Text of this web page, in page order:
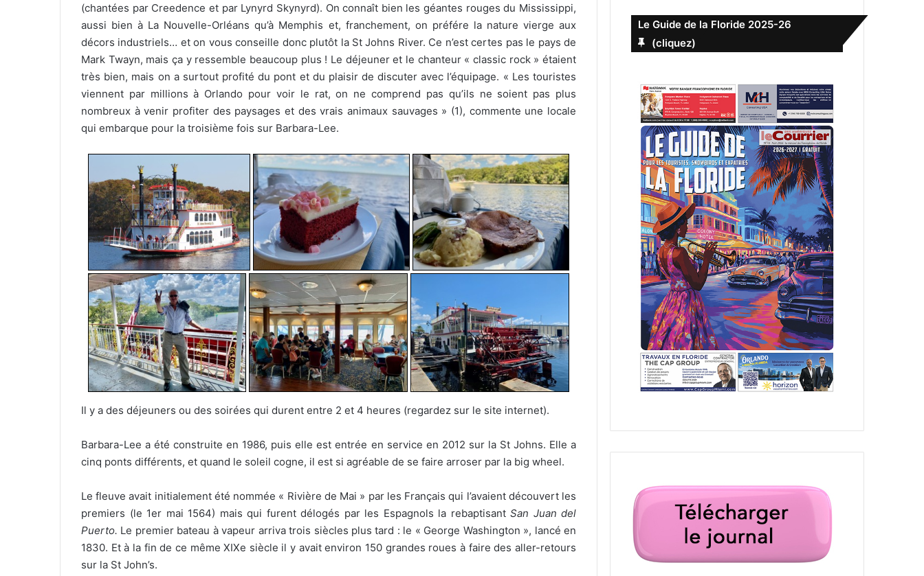
(chantées par Creedence et par Lynyrd Skynyrd). On connaît bien les géantes rouges du Mississippi,
aussi bien à La Nouvelle-Orléans qu’à Memphis et, franchement, on préfére la nature vierge aux
décors industriels… et on vous conseille donc plutôt la St Johns River. Ce n’est certes pas le pays de
Mark Twayn, mais ça y ressemble beaucoup plus ! Le déjeuner et le chanteur « classic rock » étaient
très bien, mais on a surtout profité du pont et du plaisir de discuter avec l’équipage. « Les touristes
viennent par millions à Orlando pour voir le rat, on ne comprend pas qu’ils ne soient pas plus
nombreux à venir profiter des paysages et des vrais animaux sauvages » (1), commente une locale
qui embarque pour la troisième fois sur Barbara-Lee.
Il y a des déjeuners ou des soirées qui durent entre 2 et 4 heures (regardez sur le site internet).
Barbara-Lee a été construite en 1986, puis elle est entrée en service en 2012 sur la St Johns. Elle a
cinq ponts différents, et quand le soleil cogne, il est si agréable de se faire arroser par la big wheel.
Le fleuve avait initialement été nommée « Rivière de Mai » par les Français qui l’avaient découvert les
premiers (le 1er mai 1564) mais qui furent délogés par les Espagnols la rebaptisant San Juan del
Puerto. Le premier bateau à vapeur arriva trois siècles plus tard : le « George Washington », lancé en
1830. Et à la fin de ce même XIXe siècle il y avait environ 150 grandes roues à faire des aller-retours
sur la St John’s.
Le Guide de la Floride 2025-26
(cliquez)